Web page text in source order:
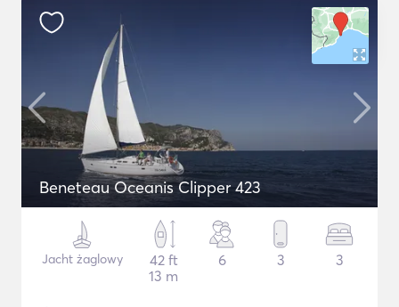
Beneteau Oceanis Clipper 423
Jacht żaglowy
42 ft
13 m
6 3 3